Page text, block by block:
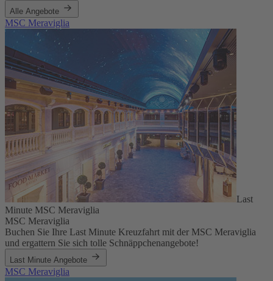
Alle Angebote
MSC Meraviglia
Last
Minute MSC Meraviglia
MSC Meraviglia
Buchen Sie Ihre Last Minute Kreuzfahrt mit der MSC Meraviglia
und ergattern Sie sich tolle Schnäppchenangebote!
Last Minute Angebote
MSC Meraviglia